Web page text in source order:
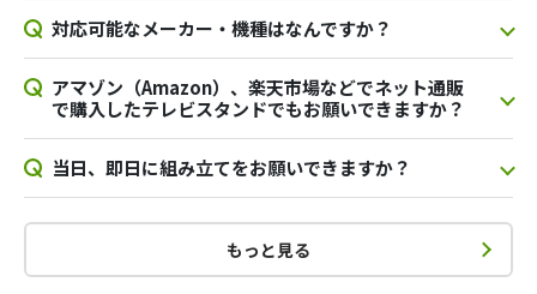
対応可能なメーカー・機種はなんですか？
アマゾン（Amazon）、楽天市場などでネット通販
で購入したテレビスタンドでもお願いできますか？
当日、即日に組み立てをお願いできますか？
もっと見る